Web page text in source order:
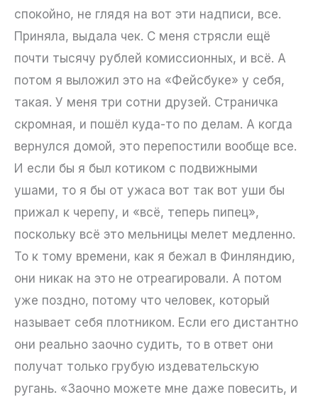
спокойно, не глядя на вот эти надписи, все.
Приняла, выдала чек. С меня стрясли ещё
почти тысячу рублей комиссионных, и всё. А
потом я выложил это на «Фейсбуке» у себя,
такая. У меня три сотни друзей. Страничка
скромная, и пошёл куда-то по делам. А когда
вернулся домой, это перепостили вообще все.
И если бы я был котиком с подвижными
ушами, то я бы от ужаса вот так вот уши бы
прижал к черепу, и «всё, теперь пипец»,
поскольку всё это мельницы мелет медленно.
То к тому времени, как я бежал в Финляндию,
они никак на это не отреагировали. А потом
уже поздно, потому что человек, который
называет себя плотником. Если его дистантно
они реально заочно судить, то в ответ они
получат только грубую издевательскую
ругань. «Заочно можете мне даже повесить, и